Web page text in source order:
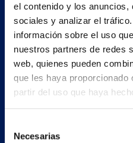
el contenido y los anuncios,
sociales y analizar el
información sobre el uso
nuestros partners de redes
web, quienes pueden
que les haya proporcionado
partir del uso que haya
Necesarias
Estrada Porto Cabeiro, 68